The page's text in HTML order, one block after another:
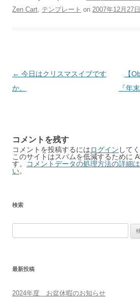
Zen Cart, テンプレート on 2007年12月27日
Post
navigation
← 今日はクリスマスイブです
か。
【
『年
コメントを残す
コメントを投稿するにはログイン して
このサイトはスパムを低減するために
す。
コメントデータの処理方法の詳細
い。
検索
最新投稿
2024年度 お盆休暇のお知らせ